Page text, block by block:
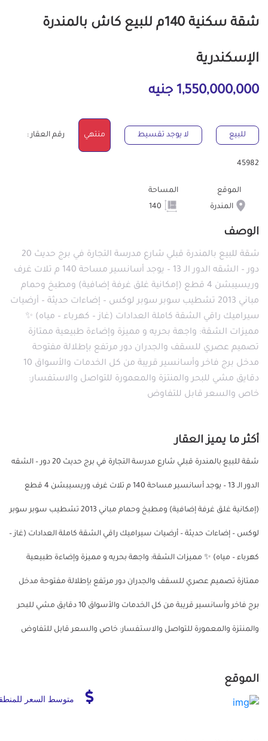
شقة سكنية 140م للبيع كاش بالمندرة
الإسكندرية
1,550,000,000 جنيه
للبيع لا يوجد تقسيط منتهي رقم العقار :
45982
الموقع
المندرة
المساحة
الوصف
شقة للبيع بالمندرة قبلي شارع مدرسة التجارة في برج حديث 20
دور – الشقه الدور الـ 13 – يوجد أسانسير مساحة 140 م تلات غرف
وريسيبشن 4 قطع (إمكانية غلق غرفة إضافية) ومطبخ وحمام
مباني 2013 تشطيب سوبر سوبر لوكس – إضاءات حديثة – أرضيات
سيراميك راقي الشقة كاملة العدادات (غاز – كهرباء – مياه) ✨
مميزات الشقة: واجهة بحريه و مميزة وإضاءة طبيعية ممتازة
تصميم عصري للسقف والجدران دور مرتفع بإطلالة مفتوحة
مدخل برج فاخر وأسانسير قريبة من كل الخدمات والأسواق 10
دقايق مشي للبحر والمنتزة والمعمورة للتواصل والاستفسار:
خاص والسعر قابل للتفاوض
أكثر ما يميز العقار
شقة للبيع بالمندرة قبلي شارع مدرسة التجارة في برج حديث 20 دور – الشقه
الدور الـ 13 – يوجد أسانسير مساحة 140 م تلات غرف وريسيبشن 4 قطع
(إمكانية غلق غرفة إضافية) ومطبخ وحمام مباني 2013 تشطيب سوبر سوبر
لوكس – إضاءات حديثة – أرضيات سيراميك راقي الشقة كاملة العدادات (غاز –
كهرباء – مياه) ✨ مميزات الشقة: واجهة بحريه و مميزة وإضاءة طبيعية
ممتازة تصميم عصري للسقف والجدران دور مرتفع بإطلالة مفتوحة مدخل
برج فاخر وأسانسير قريبة من كل الخدمات والأسواق 10 دقايق مشي للبحر
والمنتزة والمعمورة للتواصل والاستفسار: خاص والسعر قابل للتفاوض
الموقع
متوسط السعر